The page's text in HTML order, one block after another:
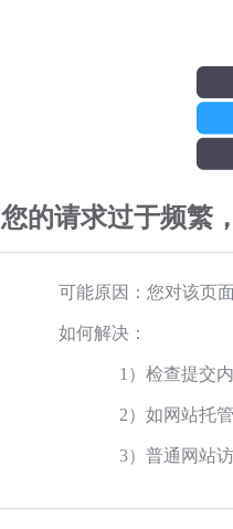
您的请求过于频繁
可能原因：您对该页
如何解决：
1）检查提交
2）如网站托
3）普通网站